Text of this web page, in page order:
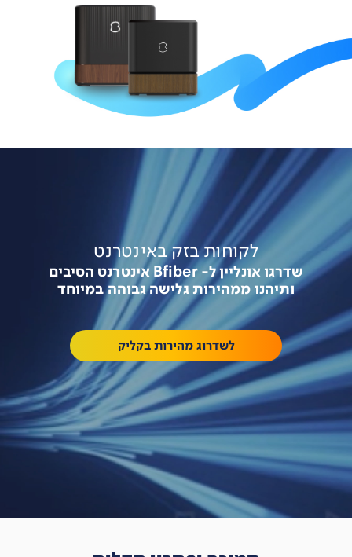
לקוחות בזק באינטרנט
שדרגו אונליין ל- Bfiber אינטרנט הסיבים
ותיהנו ממהירות גלישה גבוהה במיוחד
לשדרוג מהירות בקליק